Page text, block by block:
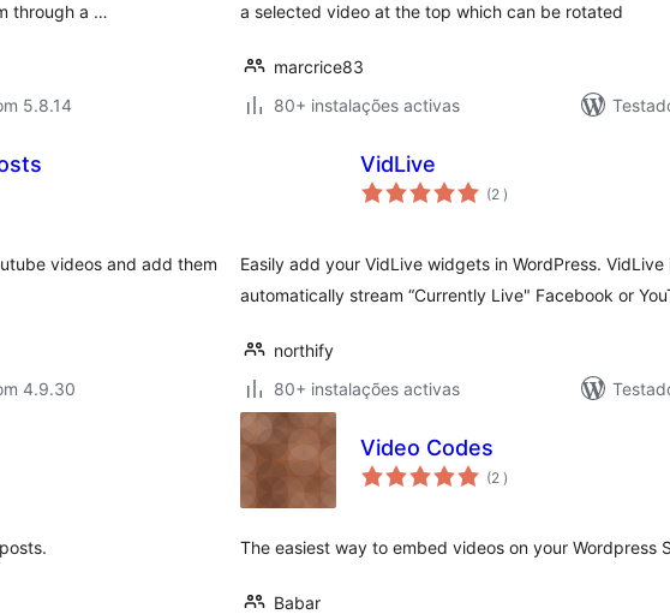
through a …
5.8.14
a selected video at the top which can be rotated
marcrice83
80+ instalações activas
videos and add them
4.9.30
VidLive
(2 classificações
)
Easily add your VidLive widgets in WordPress.
automatically stream “Currently Live" Facebook or
northify
80+ instalações activas
Video Codes
(2 classificações
)
The easiest way to embed videos on your Wordpress
Babar